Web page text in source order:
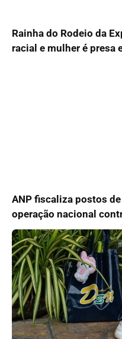
Rainha do Rodeio da
racial e mulher é presa
ANP fiscaliza postos
operação nacional